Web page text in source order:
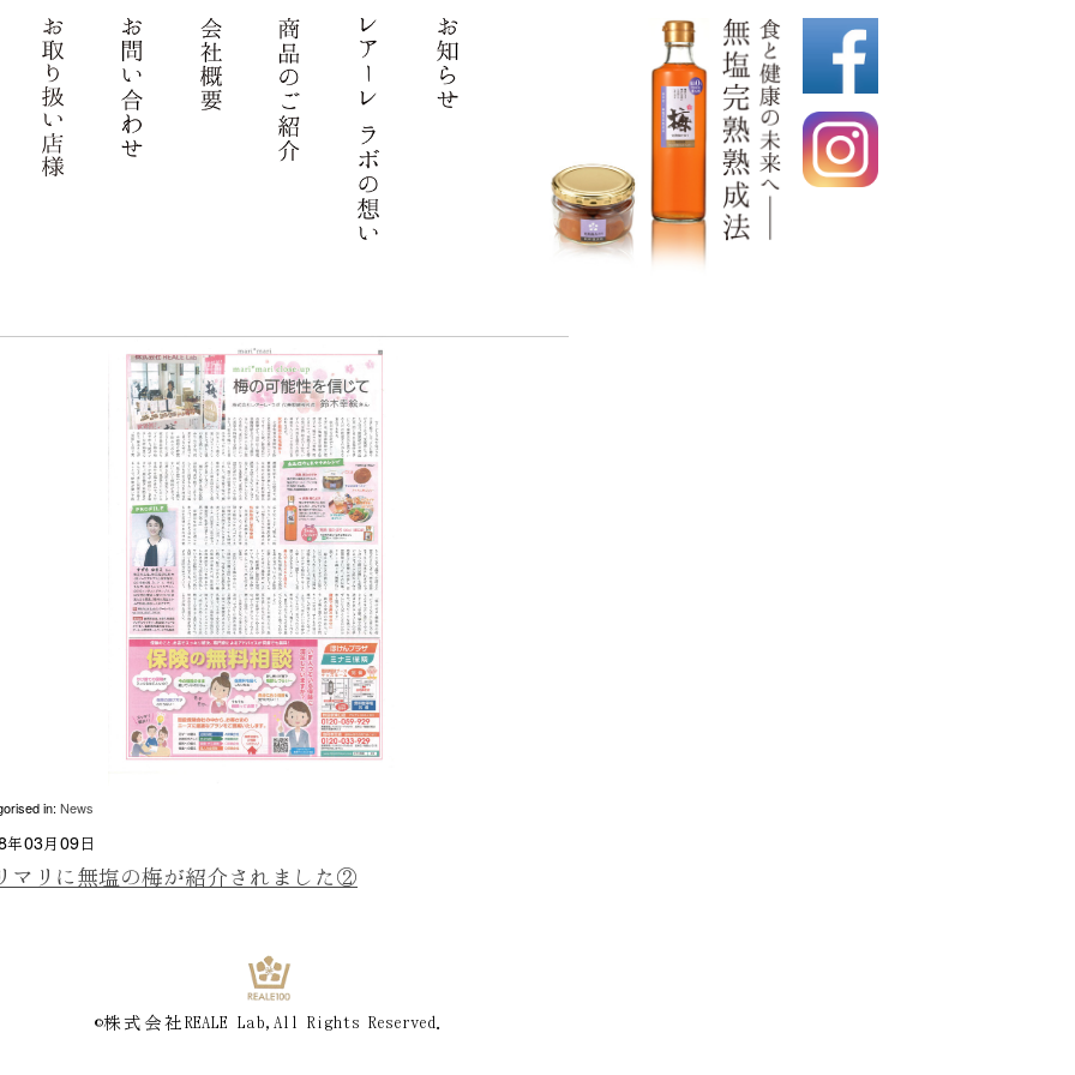
in: News
年03月09日
マリに無塩の梅が紹介されました②
©株式会社REALE Lab,All Rights Reserved.